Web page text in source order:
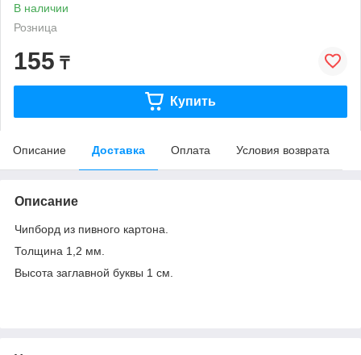
В наличии
Розница
155 ₸
Купить
Описание Доставка Оплата Условия возврата
Описание
Чипборд из пивного картона.
Толщина 1,2 мм.
Высота заглавной буквы 1 см.